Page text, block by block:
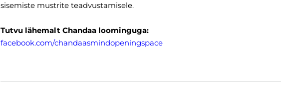
sisemiste mustrite teadvustamisele.
Tutvu lähemalt Chandaa loominguga:
facebook.com/chandaasmindopeningspace